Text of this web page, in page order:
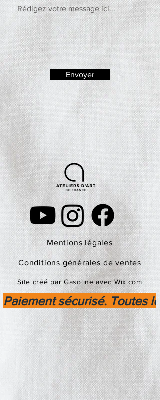
Envoyer
Mentions légales
Conditions générales de ventes
Site créé par Gasoline avec Wix.com
Paiement sécurisé. Toutes